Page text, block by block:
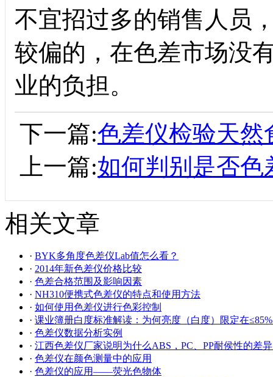
不宜招过多的销售人员
较偏的，在色差市场没
业的负担。
下一篇:色差仪检验天然
上一篇:如何判别是否色
相关文章
· BYK多角度色差仪Lab值怎么看？
· 2014年新色差仪价格比较
· 色差合格范围及影响因素
· NH310便携式色差仪的特点和使用方法
· 如何使用色差仪进行色彩控制
· 课业簿册白度标准解读：为何亮度（白度）限定在
· 色差仪数据分析实例
· 江西色差仪厂家说明为什么ABS，PC、PP耐侯性的差
· 色差仪在颜色测量中的应用
· 色差仪的应用——荧光色物体